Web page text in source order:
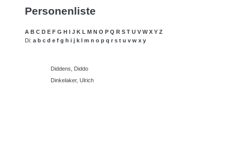
Personenliste
A B C D E F G H I J K L M N O P Q R S T U V W X Y Z
Di: a b c d e f g h i j k l m n o p q r s t u v w x y
Diddens, Diddo
Dinkelaker, Ulrich